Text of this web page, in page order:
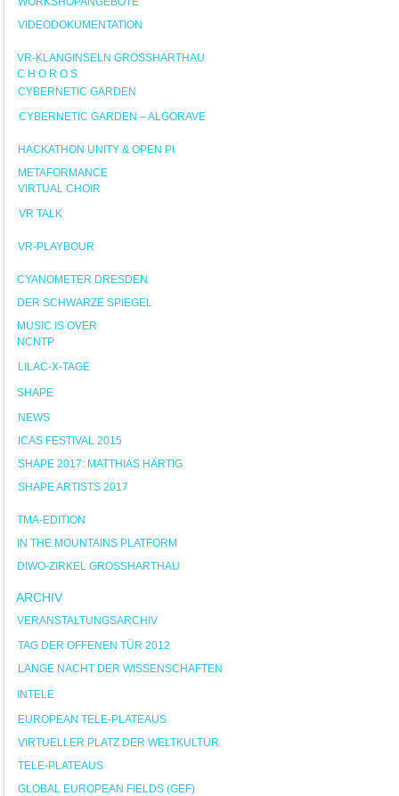
VIDEODOKUMENTATION
VR-KLANGINSELN GROSSHARTHAU
C H O R O S
CYBERNETIC GARDEN
CYBERNETIC GARDEN – ALGORAVE
HACKATHON UNITY & OPEN PI
METAFORMANCE
VIRTUAL CHOIR
VR TALK
VR-PLAYBOUR
CYANOMETER DRESDEN
DER SCHWARZE SPIEGEL
MUSIC IS OVER
NCNTP
LILAC-X-TAGE
SHAPE
NEWS
ICAS FESTIVAL 2015
SHAPE 2017: MATTHIAS HÄRTIG
SHAPE ARTISTS 2017
TMA-EDITION
IN THE MOUNTAINS PLATFORM
DIWO-ZIRKEL GROSSHARTHAU
ARCHIV
VERANSTALTUNGSARCHIV
TAG DER OFFENEN TÜR 2012
LANGE NACHT DER WISSENSCHAFTEN
INTELE
EUROPEAN TELE-PLATEAUS
VIRTUELLER PLATZ DER WELTKULTUR
TELE-PLATEAUS
GLOBAL EUROPEAN FIELDS (GEF)